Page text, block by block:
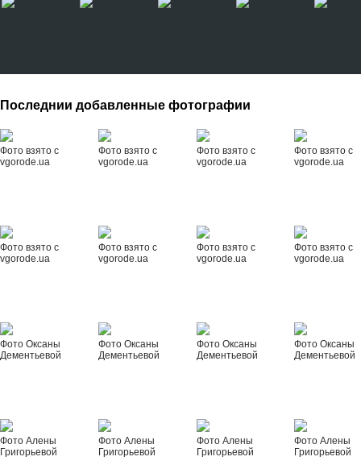
Последнии добавленные фотографии
Фото взято с
vgorode.ua
Фото взято с
vgorode.ua
Фото взято с
vgorode.ua
Фото взято с
vgorode.ua
Фото взято с
vgorode.ua
Фото взято с
vgorode.ua
Фото взято с
vgorode.ua
Фото взято с
vgorode.ua
Фото Оксаны
Дементьевой
Фото Оксаны
Дементьевой
Фото Оксаны
Дементьевой
Фото Оксаны
Дементьевой
Фото Алены
Григорьевой
Фото Алены
Григорьевой
Фото Алены
Григорьевой
Фото Алены
Григорьевой